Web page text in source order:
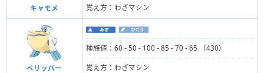
キャモメ 覚え方：わざマシン
ペリッパー
種族値：60 - 50 - 100 - 85 - 70 - 65 （430）
覚え方：わざマシン